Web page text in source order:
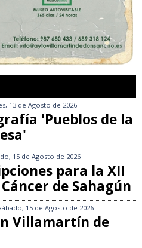
13 de Agosto de 2026
'Pueblos de la
15 de Agosto de 2026
para la XII
de Sahagún
15 de Agosto de 2026
Villamartín de